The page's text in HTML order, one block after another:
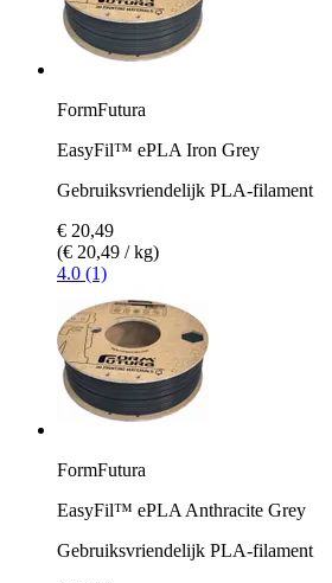
FormFutura
EasyFil™ ePLA Iron Grey
Gebruiksvriendelijk PLA-filament
€ 20,49
(€ 20,49 / kg)
4.0 (1)
FormFutura
EasyFil™ ePLA Anthracite Grey
Gebruiksvriendelijk PLA-filament